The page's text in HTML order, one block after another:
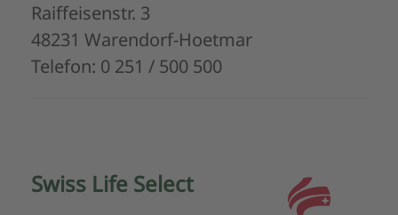
Raiffeisenstr. 3
48231 Warendorf-Hoetmar
Telefon: 0 251 / 500 500
Swiss Life Select